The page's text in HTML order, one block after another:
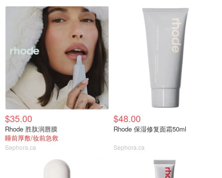
$35.00
Rhode 胜肽润唇膜
睡前厚敷/妆前急救
Sephora.ca
$48.00
Rhode 保湿修复面霜50ml
Sephora.ca